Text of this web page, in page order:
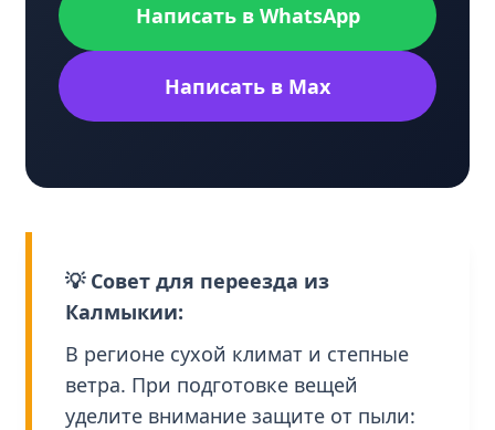
Написать в WhatsApp
Написать в Max
💡 Совет для переезда из
Калмыкии:
В регионе сухой климат и степные
ветра. При подготовке вещей
уделите внимание защите от пыли: